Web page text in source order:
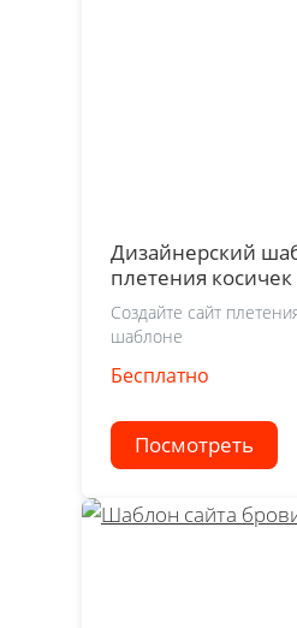
Дизайнерский
плетения косичек
Создайте сайт
шаблоне
Бесплатно
Посмотреть